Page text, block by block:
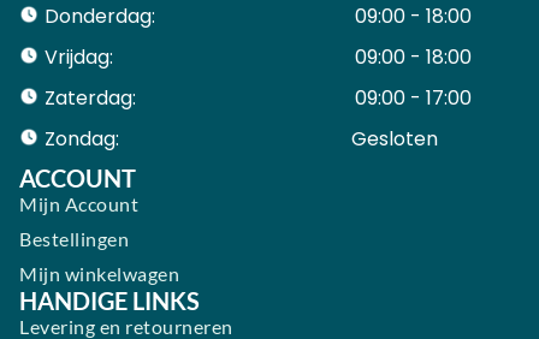
Donderdag:
09:00 - 18:00
Vrijdag:
09:00 - 18:00
Zaterdag:
09:00 - 17:00
Zondag:
Gesloten ​ ​ ​ ​ ​ ​ ​
ACCOUNT
Mijn Account
Bestellingen
Mijn winkelwagen
HANDIGE LINKS
Levering en retourneren